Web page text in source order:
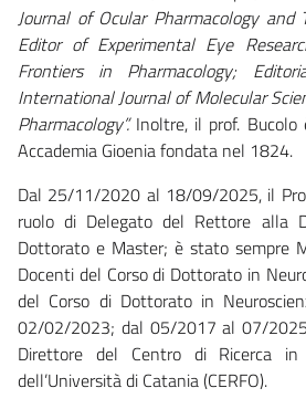
Journal of Ocular Pharmacology and
Editor of Experimental Eye
Frontiers in Pharmacology;
International Journal of Molecular
Pharmacology”. Inoltre, il prof.
Accademia Gioenia fondata nel 1824.
Dal 25/11/2020 al 18/09/2025, il
ruolo di Delegato del Rettore alla
Dottorato e Master; è stato sempre
Docenti del Corso di Dottorato in
del Corso di Dottorato in
02/02/2023; dal 05/2017 al 07/
Direttore del Centro di Ricerca in
dell’Università di Catania (CERFO).